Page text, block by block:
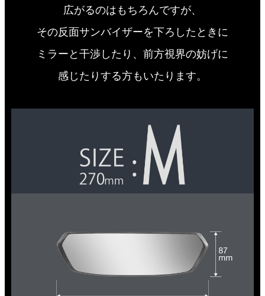
広がるのはもちろんですが、
その反面サンバイザーを下ろしたときに
ミラーと干渉したり、前方視界の妨げに
感じたりする方もいたります。